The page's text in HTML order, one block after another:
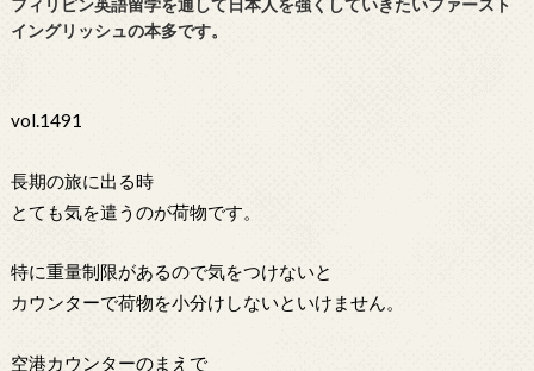
フィリピン英語留学を通して日本人を強くしていきたいファースト
イングリッシュの本多です。
vol.1491
長期の旅に出る時
とても気を遣うのが荷物です。
特に重量制限があるので気をつけないと
カウンターで荷物を小分けしないといけません。
空港カウンターのまえで